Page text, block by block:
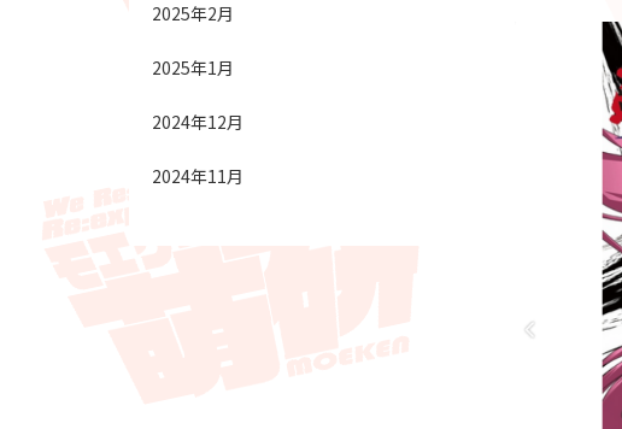
2025年2月
2025年1月
2024年12月
2024年11月